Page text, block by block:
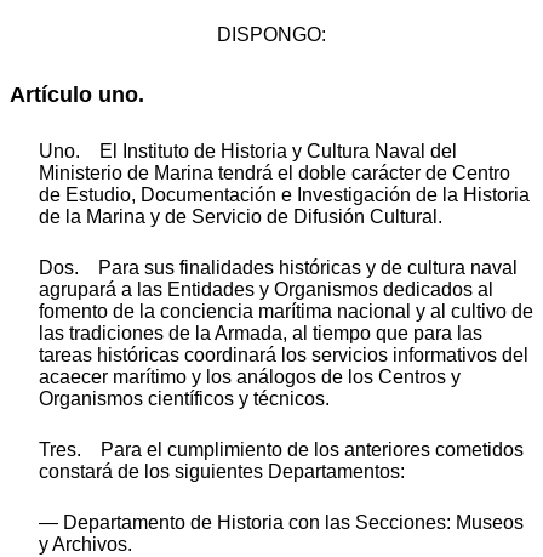
DISPONGO:
Artículo uno.
Uno. El Instituto de Historia y Cultura Naval del
Ministerio de Marina tendrá el doble carácter de Centro
de Estudio, Documentación e Investigación de la Historia
de la Marina y de Servicio de Difusión Cultural.
Dos. Para sus finalidades históricas y de cultura naval
agrupará a las Entidades y Organismos dedicados al
fomento de la conciencia marítima nacional y al cultivo de
las tradiciones de la Armada, al tiempo que para las
tareas históricas coordinará los servicios informativos del
acaecer marítimo y los análogos de los Centros y
Organismos científicos y técnicos.
Tres. Para el cumplimiento de los anteriores cometidos
constará de los siguientes Departamentos:
— Departamento de Historia con las Secciones: Museos
y Archivos.